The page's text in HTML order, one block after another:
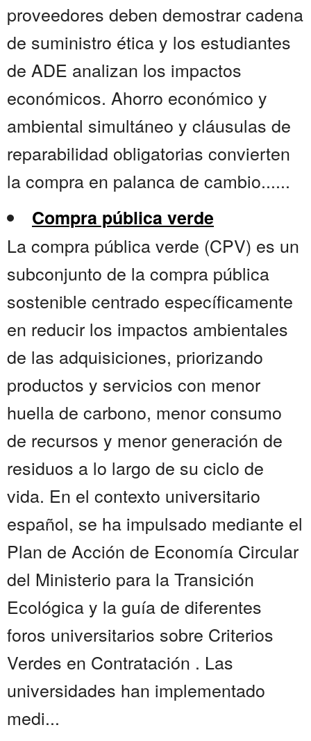
proveedores deben demostrar cadena
de suministro ética y los estudiantes
de ADE analizan los impactos
económicos. Ahorro económico y
ambiental simultáneo y cláusulas de
reparabilidad obligatorias convierten
la compra en palanca de cambio......
Compra pública verde
La compra pública verde (CPV) es un
subconjunto de la compra pública
sostenible centrado específicamente
en reducir los impactos ambientales
de las adquisiciones, priorizando
productos y servicios con menor
huella de carbono, menor consumo
de recursos y menor generación de
residuos a lo largo de su ciclo de
vida. En el contexto universitario
español, se ha impulsado mediante el
Plan de Acción de Economía Circular
del Ministerio para la Transición
Ecológica y la guía de diferentes
foros universitarios sobre Criterios
Verdes en Contratación . Las
universidades han implementado
medi...